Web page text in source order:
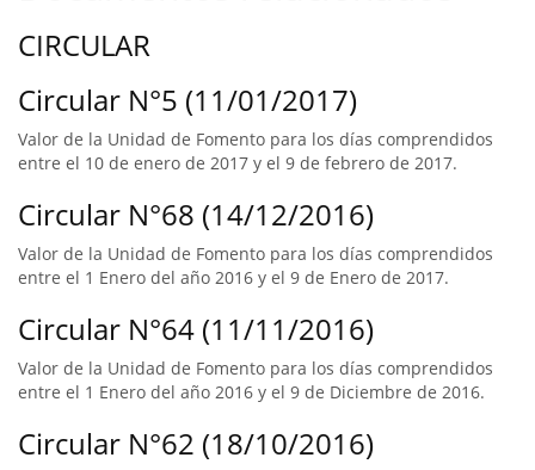
CIRCULAR
Circular N°5 (11/01/2017)
Valor de la Unidad de Fomento para los días comprendidos
entre el 10 de enero de 2017 y el 9 de febrero de 2017.
Circular N°68 (14/12/2016)
Valor de la Unidad de Fomento para los días comprendidos
entre el 1 Enero del año 2016 y el 9 de Enero de 2017.
Circular N°64 (11/11/2016)
Valor de la Unidad de Fomento para los días comprendidos
entre el 1 Enero del año 2016 y el 9 de Diciembre de 2016.
Circular N°62 (18/10/2016)